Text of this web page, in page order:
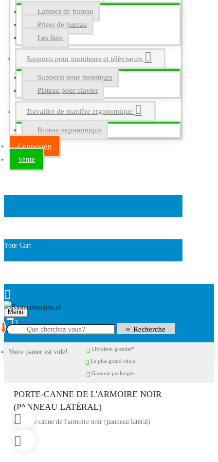
Lampes de bureau
Prises de bureau
Les fans
Supports pour moniteurs et téléviseurs
Supports pour moniteurs
Plateau pour clavier
Travailler de manière ergonomique
Bureau ergonomique
Connexion
Vente
Your Cart
Menu
0
Votre panier est vide!
Recherche
Livraison gratuite*
Le plus grand choix
Garantie prolongée
PORTE-CANNE DE L'ARMOIRE NOIR
(PANNEAU LATÉRAL)